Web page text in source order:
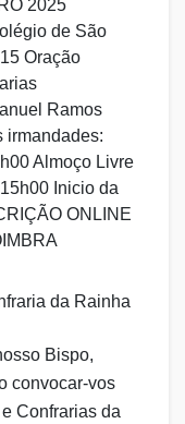
da Rainha
Bispo,
convocar-vos
Confrarias da